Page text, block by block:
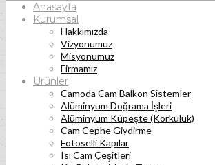
Anasayfa
Kurumsal
Hakkımızda
Vizyonumuz
Misyonumuz
Firmamız
Ürünler
Camoda Cam Balkon Sistemler
Alüminyum Doğrama İşleri
Alüminyum Küpeşte (Korkuluk)
Cam Cephe Giydirme
Fotoselli Kapılar
Isı Cam Çeşitleri